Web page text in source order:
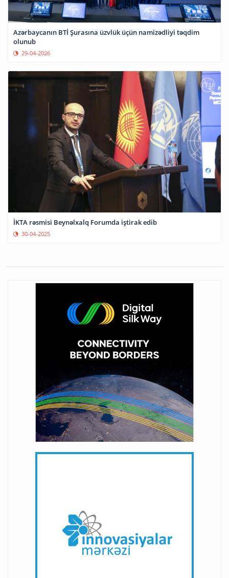
Azərbaycanın BTİ Şurasına üzvlük üçün namizədliyi təqdim
olunub
29-04-2026
İKTA rəsmisi Beynəlxalq Forumda iştirak edib
30-04-2025